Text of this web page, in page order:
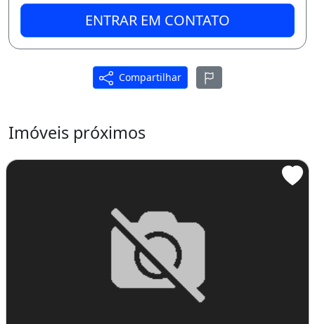
ENTRAR EM CONTATO
Compartilhar
Imóveis próximos